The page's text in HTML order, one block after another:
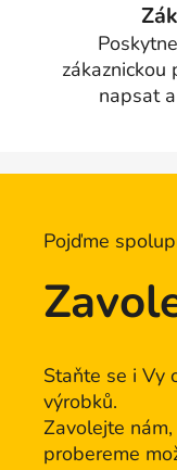
napsat
Pojďme
Staňte se i Vy
výrobků.
Zavolejte
probereme